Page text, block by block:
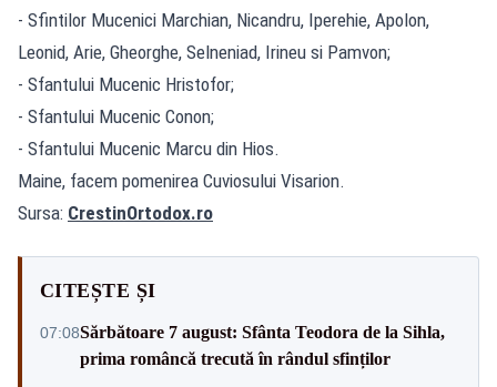
- Sfintilor Mucenici Marchian, Nicandru, Iperehie, Apolon,
Leonid, Arie, Gheorghe, Selneniad, Irineu si Pamvon;
- Sfantului Mucenic Hristofor;
- Sfantului Mucenic Conon;
- Sfantului Mucenic Marcu din Hios.
Maine, facem pomenirea Cuviosului Visarion.
Sursa: CrestinOrtodox.ro
CITEȘTE ȘI
07:08Sărbătoare 7 august: Sfânta Teodora de la Sihla,
prima româncă trecută în rândul sfinților